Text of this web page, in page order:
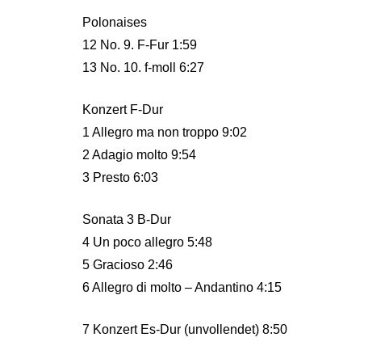
Polonaises
12 No. 9. F-Fur 1:59
13 No. 10. f-moll 6:27
Konzert F-Dur
1 Allegro ma non troppo 9:02
2 Adagio molto 9:54
3 Presto 6:03
Sonata 3 B-Dur
4 Un poco allegro 5:48
5 Gracioso 2:46
6 Allegro di molto – Andantino 4:15
7 Konzert Es-Dur (unvollendet) 8:50